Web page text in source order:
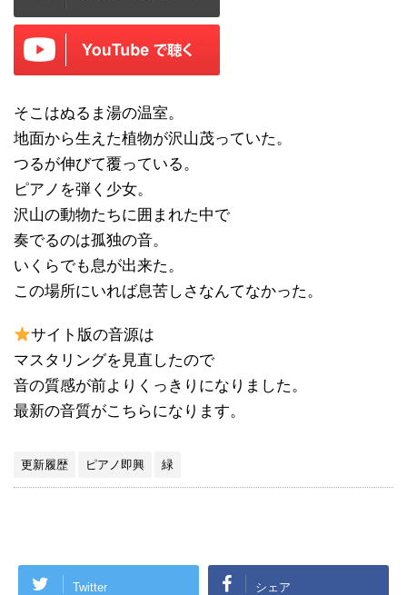
そこはぬるま湯の温室。
地面から生えた植物が沢山茂っていた。
つるが伸びて覆っている。
ピアノを弾く少女。
沢山の動物たちに囲まれた中で
奏でるのは孤独の音。
いくらでも息が出来た。
この場所にいれば息苦しさなんてなかった。
サイト版の音源は
マスタリングを見直したので
音の質感が前よりくっきりになりました。
最新の音質がこちらになります。
更新履歴 ピアノ即興 緑
Twitter シェア